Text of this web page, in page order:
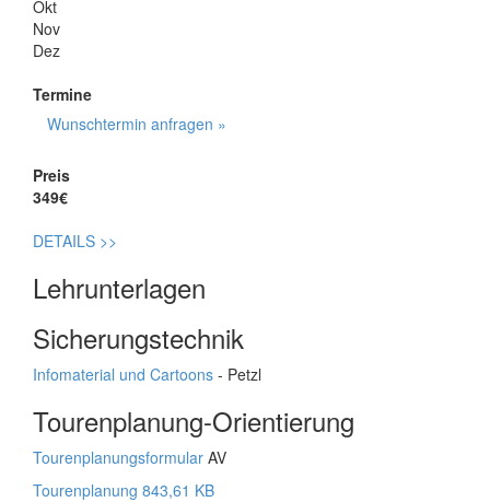
Okt
Nov
Dez
Termine
Wunschtermin anfragen »
Preis
349€
DETAILS >>
Lehrunterlagen
Sicherungstechnik
Infomaterial und Cartoons - Petzl
Tourenplanung-Orientierung
Tourenplanungsformular AV
Tourenplanung 843,61 KB